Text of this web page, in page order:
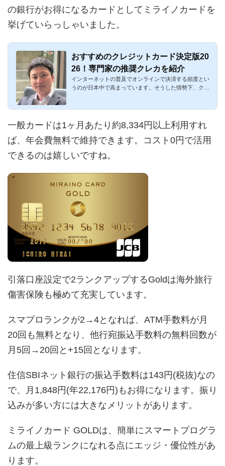
の銀行がお得になるカードとしてミライノカードを
挙げていらっしゃいました。
おすすめのクレジットカード決定版20
26！専門家の推奨クレカを紹介
インターネットの普及でオンラインで決済する頻度とい
うのが日本中で高まっています。そうした情勢下、クレ
一般カードは1ヶ月あたり約8,334円以上利用すれ
ば、年会費無料で維持できます。コスト0円で活用
できるのは嬉しいですね。
引落口座設定で2ランクアップするGoldは海外旅行
傷害保険も極めて充実しています。
スマプロランクが2→4となれば、ATM手数料が月
20回も無料となり、他行宛振込手数料の無料回数が
月5回→20回と+15回となります。
住信SBIネット銀行の振込手数料は143円(税抜)なの
で、月1,848円(年22,176円)もお得になります。振り
込みが多い方には大きなメリットがあります。
ミライノカード GOLDは、簡単にスマートプログラ
ムの最上級ランクになれる点にエッジ・優位性があ
ります。